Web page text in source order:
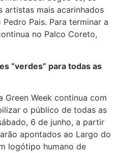
mais acarinhados
Pais. Para terminar a
no Palco Coreto,
“verdes” para todas as
Green Week continua com
o público de todas as
6 de junho, a partir
apontados ao Largo do
logótipo humano de